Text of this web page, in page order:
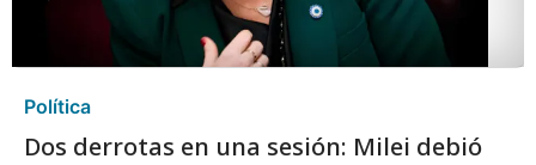
Política
Dos derrotas en una sesión: Milei debió